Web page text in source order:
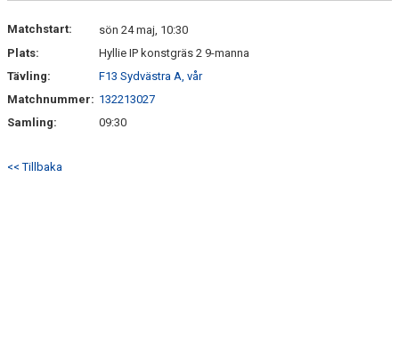
Matchstart:
sön 24 maj, 10:30
Plats:
Hyllie IP konstgräs 2 9-manna
Tävling:
F13 Sydvästra A, vår
Matchnummer: 132213027
Samling:
09:30
<< Tillbaka